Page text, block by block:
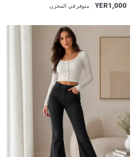
YER1,000 متوفر في المخزن